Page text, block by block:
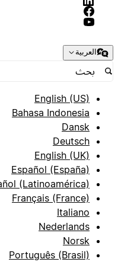
العربية
English (US)
Bahasa Indonesia
Dansk
Deutsch
English (UK)
Español (España)
Español (Latinoamérica)
Français (France)
Italiano
Nederlands
Norsk
Português (Brasil)